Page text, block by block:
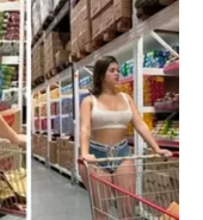
i smanjuje